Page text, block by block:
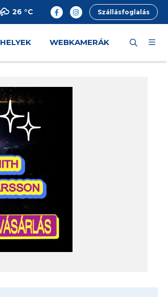
26 °C Szállásfoglalás
HELYEK WEBKAMERÁK